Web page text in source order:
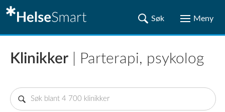
Klinikker | Parterapi, psykolog